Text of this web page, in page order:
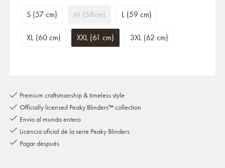
S (57 cm) M (58cm) L (59 cm)
XL (60 cm) XXL (61 cm) 3XL (62 cm)
Premium craftsmanship & timeless style
Officially licensed Peaky Blinders™ collection
Envío al mundo entero
Licencia oficial de la serie Peaky Blinders
Pagar después